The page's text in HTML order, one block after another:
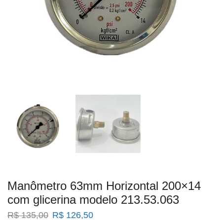
Manômetro 63mm Horizontal 200×14
com glicerina modelo 213.53.063
R$135,00 O
R$ 126,50O